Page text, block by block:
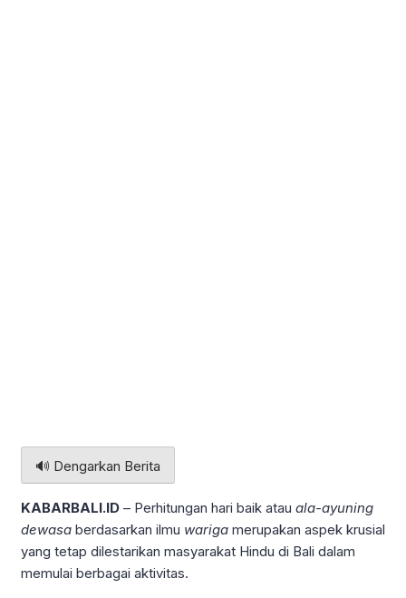
🔊 Dengarkan Berita
KABARBALI.ID – Perhitungan hari baik atau ala-ayuning
dewasa berdasarkan ilmu wariga merupakan aspek krusial
yang tetap dilestarikan masyarakat Hindu di Bali dalam
memulai berbagai aktivitas.